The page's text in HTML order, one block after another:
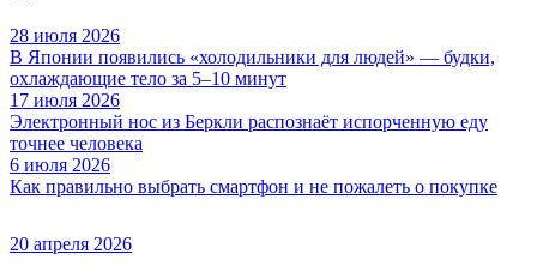
28 июля 2026
В Японии появились «холодильники для людей» — будки,
охлаждающие тело за 5–10 минут
17 июля 2026
Электронный нос из Беркли распознаёт испорченную еду
точнее человека
6 июля 2026
Как правильно выбрать смартфон и не пожалеть о покупке
20 апреля 2026